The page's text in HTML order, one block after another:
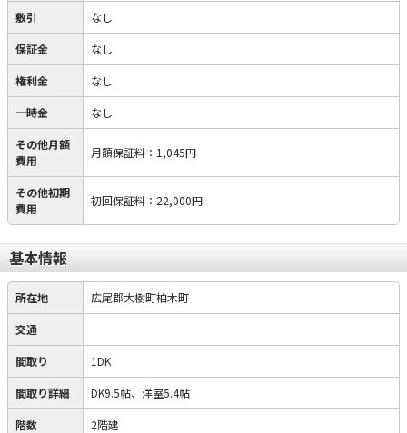
敷引 なし
保証金 なし
権利金 なし
一時金 なし
その他月額
費用
月額保証料 ： 1,045円
その他初期
費用
初回保証料 ： 22,000円
基本情報
所在地 広尾郡大樹町柏木町
交通
間取り 1DK
間取り詳細 DK9.5帖、洋室5.4帖
階数 2階建